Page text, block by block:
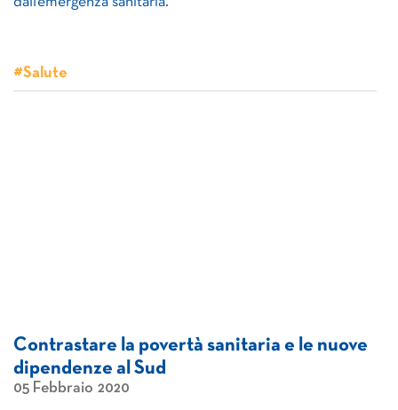
#Salute
Contrastare la povertà sanitaria e le nuove
dipendenze al Sud
05 Febbraio 2020